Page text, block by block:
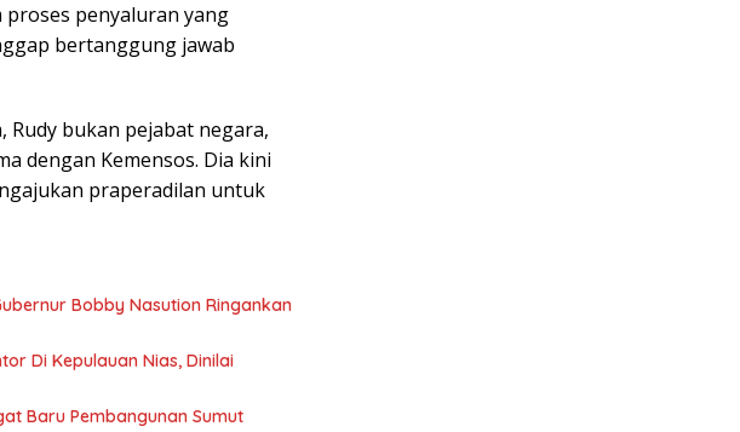
penyaluran yang
bertanggung jawab
Rudy bukan pejabat negara,
dengan Kemensos. Dia kini
praperadilan untuk
Bobby Nasution Ringankan
Di Kepulauan Nias, Dinilai
Baru Pembangunan Sumut